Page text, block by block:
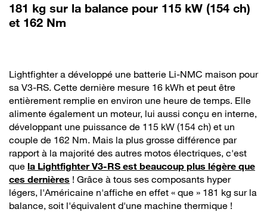
181 kg sur la balance pour 115 kW (154 ch)
et 162 Nm
Lightfighter a développé une batterie Li-NMC maison pour
sa V3-RS. Cette dernière mesure 16 kWh et peut être
entièrement remplie en environ une heure de temps. Elle
alimente également un moteur, lui aussi conçu en interne,
développant une puissance de 115 kW (154 ch) et un
couple de 162 Nm. Mais la plus grosse différence par
rapport à la majorité des autres motos électriques, c'est
que la Lightfighter V3-RS est beaucoup plus légère que
ces dernières ! Grâce à tous ses composants hyper
légers, l'Américaine n'affiche en effet « que » 181 kg sur la
balance, soit l'équivalent d'une machine thermique !